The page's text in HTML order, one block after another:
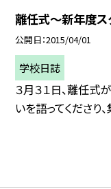
離任式〜新年度ス
公開日 2015/04/01
学校日誌
３月３１日、離任式
いを語ってくださり